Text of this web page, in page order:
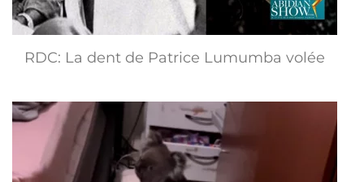
RDC: La dent de Patrice Lumumba volée